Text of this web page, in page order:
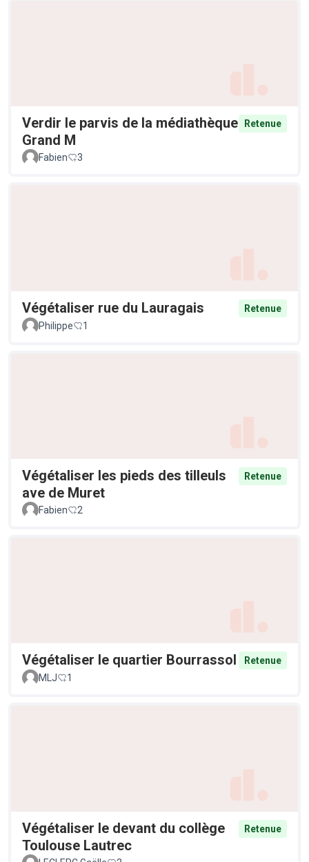
Verdir le parvis de la médiathèque
Grand M
Retenue
Fabien 3
Végétaliser rue du Lauragais
Retenue
Philippe
1
Végétaliser les pieds des tilleuls
ave de Muret
Retenue
Fabien 2
Végétaliser le quartier Bourrassol
Retenue
MLJ
1
Végétaliser le devant du collège
Toulouse Lautrec
Retenue